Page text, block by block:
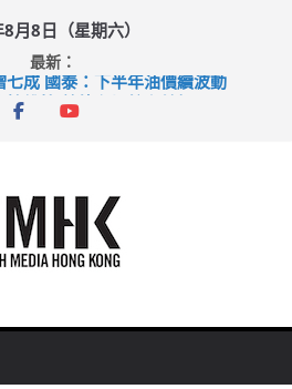
月8日（星期六）
最新：
七成 國泰：下半年油價續波動
挫維拉 啟德主場館奪錦標